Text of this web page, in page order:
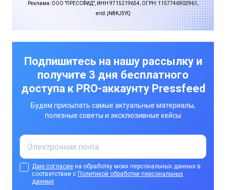
Реклама: ООО "ПРЕССФИД", ИНН 9715219654, ОГРН: 1157746902961,
erid: jN8KJ5YQ
Подпишитесь на нашу рассылку и
получите 3 дня бесплатного
доступа к PRO-аккаунту Pressfeed
Будем присылать самые актуальные материалы,
полезные советы и эксклюзивные кейсы
Даю согласие на обработку моих персональных данных в
соответствии с Политикой обработки персональных
данных